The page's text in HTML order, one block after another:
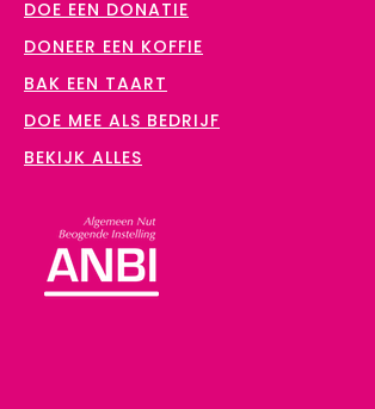
DOE EEN DONATIE
DONEER EEN KOFFIE
BAK EEN TAART
DOE MEE ALS BEDRIJF
BEKIJK ALLES